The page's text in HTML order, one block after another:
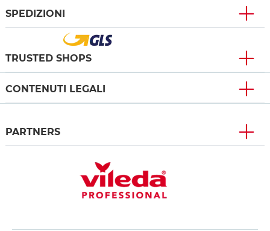
SPEDIZIONI
TRUSTED SHOPS
CONTENUTI LEGALI
PARTNERS